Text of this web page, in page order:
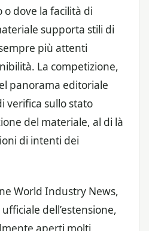
dove la facilità di
supporta stili di
più attenti
La competizione,
panorama editoriale
verifica sullo stato
del materiale, al di là
di intenti dei
World Industry News,
dell’estensione,